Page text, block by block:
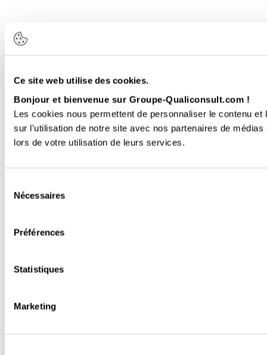
Ce site web utilise des cookies.
Bonjour et bienvenue sur Groupe-Qualiconsult.com !
Les cookies nous permettent de personnaliser le contenu
sur l'utilisation de notre site avec nos partenaires de
lors de votre utilisation de leurs services.
Nécessaires
Préférences
Statistiques
Marketing